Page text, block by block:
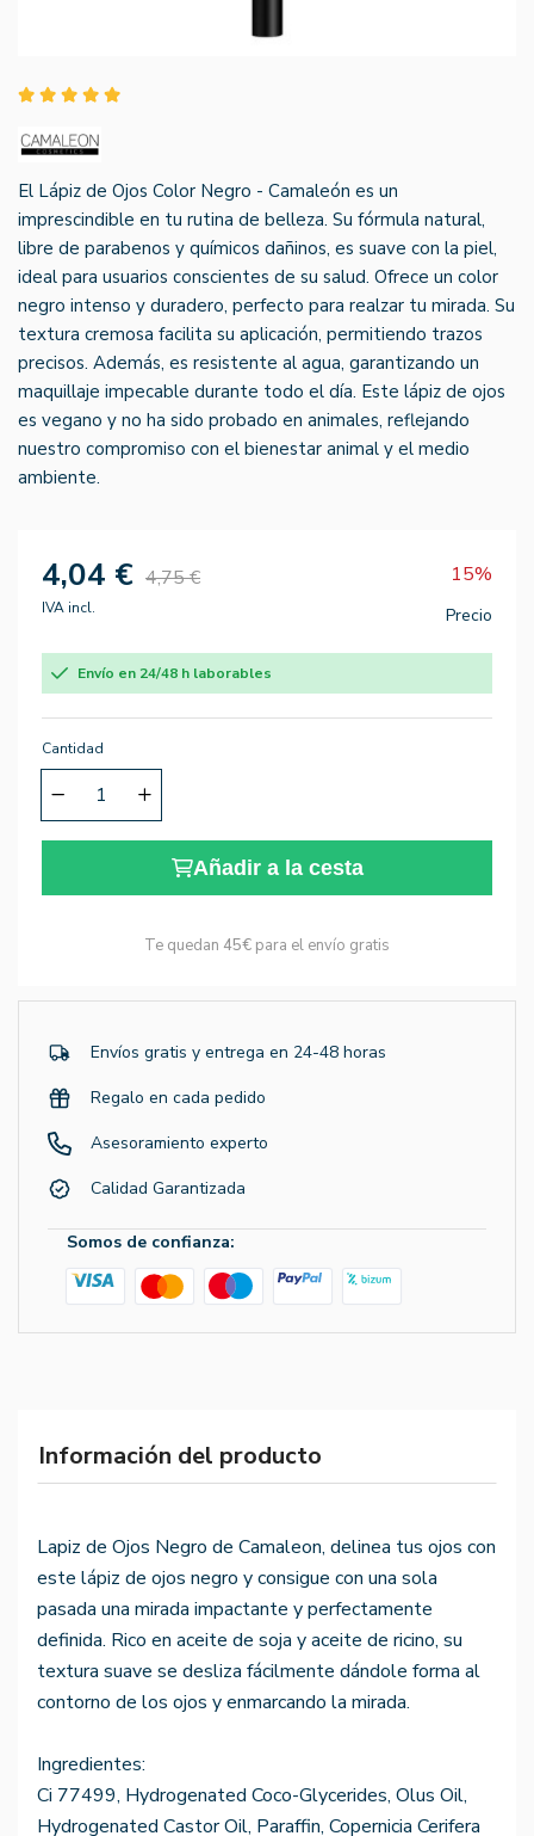
El Lápiz de Ojos Color Negro - Camaleón es un
imprescindible en tu rutina de belleza. Su fórmula natural,
libre de parabenos y químicos dañinos, es suave con la piel,
ideal para usuarios conscientes de su salud. Ofrece un color
negro intenso y duradero, perfecto para realzar tu mirada. Su
textura cremosa facilita su aplicación, permitiendo trazos
precisos. Además, es resistente al agua, garantizando un
maquillaje impecable durante todo el día. Este lápiz de ojos
es vegano y no ha sido probado en animales, reflejando
nuestro compromiso con el bienestar animal y el medio
ambiente.
4,04 € 4,75 € 15%
IVA incl. Precio
Envío en 24/48 h laborables
Cantidad
Añadir a la cesta
Te quedan 45€ para el envío gratis
Envíos gratis y entrega en 24-48 horas
Regalo en cada pedido
Asesoramiento experto
Calidad Garantizada
Somos de confianza:
Información del producto
Lapiz de Ojos Negro de Camaleon, delinea tus ojos con
este lápiz de ojos negro y consigue con una sola
pasada una mirada impactante y perfectamente
definida. Rico en aceite de soja y aceite de ricino, su
textura suave se desliza fácilmente dándole forma al
contorno de los ojos y enmarcando la mirada.
Ingredientes:
Ci 77499, Hydrogenated Coco-Glycerides, Olus Oil,
Hydrogenated Castor Oil, Paraffin, Copernicia Cerifera